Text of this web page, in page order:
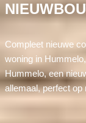
Compleet nieuwe
woning in
Hummelo, een
allemaal, perfect op